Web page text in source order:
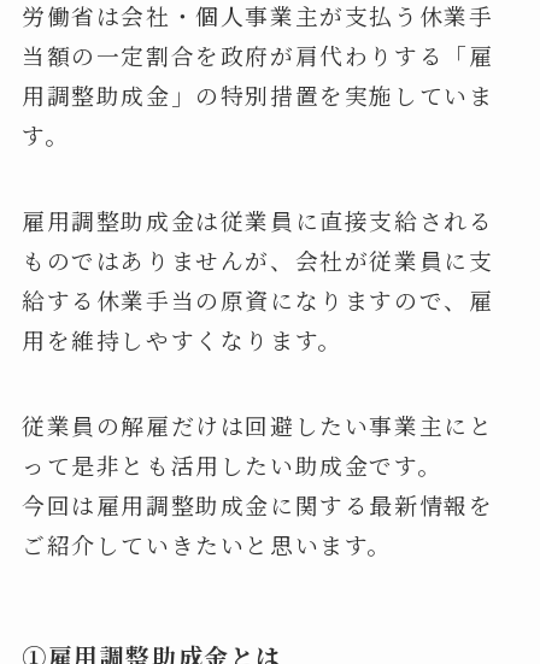
労働省は会社・個人事業主が支払う休業手
当額の一定割合を政府が肩代わりする「雇
用調整助成金」の特別措置を実施していま
す。
雇用調整助成金は従業員に直接支給される
ものではありませんが、会社が従業員に支
給する休業手当の原資になりますので、雇
用を維持しやすくなります。
従業員の解雇だけは回避したい事業主にと
って是非とも活用したい助成金です。
今回は雇用調整助成金に関する最新情報を
ご紹介していきたいと思います。
①雇用調整助成金とは